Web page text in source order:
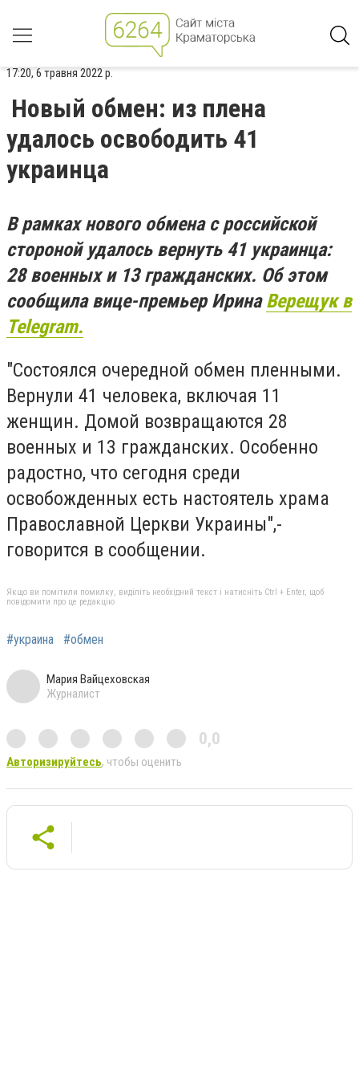
17:20, 6 травня 2022 р.
Новый обмен: из плена
удалось освободить 41
украинца
В рамках нового обмена с российской
стороной удалось вернуть 41 украинца:
28 военных и 13 гражданских. Об этом
сообщила вице-премьер ИринаВерещук в
Telegram.
"Состоялся очередной обмен пленными.
Вернули 41 человека, включая 11
женщин. Домой возвращаются 28
военных и 13 гражданских. Особенно
радостно, что сегодня среди
освобожденных есть настоятель храма
Православной Церкви Украины",-
говорится в сообщении.
Якщо ви помітили помилку, виділіть необхідний текст і натисніть Ctrl + Enter, щоб
повідомити про це редакцію
#украина #обмен
Мария Вайцеховская
Журналист
0,0
Авторизируйтесь, чтобы оценить